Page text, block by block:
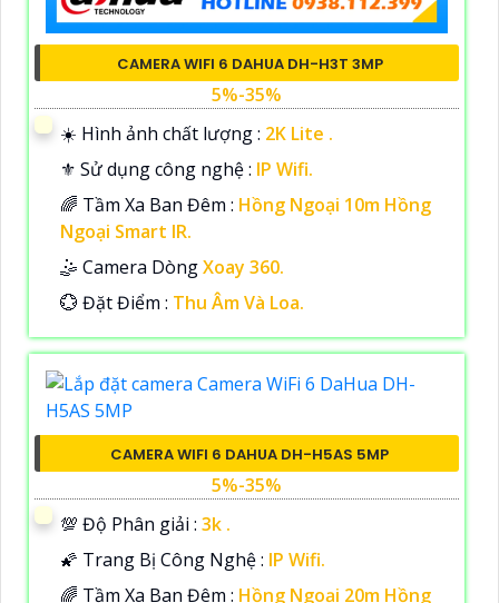
CAMERA WIFI 6 DAHUA DH-H3T 3MP
5%-35%
☀️ Hình ảnh chất lượng : 2K Lite .
⚜️ Sử dụng công nghệ : IP Wifi.
🌈 Tầm Xa Ban Đêm : Hồng Ngoại 10m Hồng
Ngoại Smart IR.
🤹 Camera DòngXoay 360.
️💮 Đặt Điểm : Thu Âm Và Loa.
CAMERA WIFI 6 DAHUA DH-H5AS 5MP
5%-35%
💯 Độ Phân giải :3k .
🌠 Trang Bị Công Nghệ : IP Wifi.
🌈 Tầm Xa Ban Đêm : Hồng Ngoại 20m Hồng